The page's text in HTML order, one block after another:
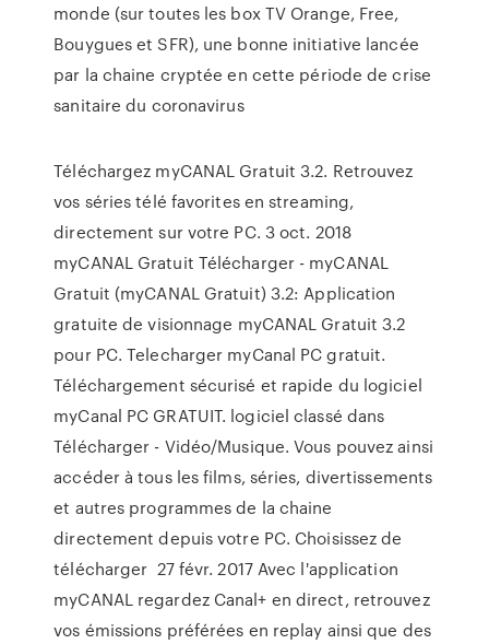
monde (sur toutes les box TV Orange, Free,
Bouygues et SFR), une bonne initiative lancée
par la chaine cryptée en cette période de crise
sanitaire du coronavirus
Téléchargez myCANAL Gratuit 3.2. Retrouvez
vos séries télé favorites en streaming,
directement sur votre PC. 3 oct. 2018
myCANAL Gratuit Télécharger - myCANAL
Gratuit (myCANAL Gratuit) 3.2: Application
gratuite de visionnage myCANAL Gratuit 3.2
pour PC. Telecharger myCanal PC gratuit.
Téléchargement sécurisé et rapide du logiciel
myCanal PC GRATUIT. logiciel classé dans
Télécharger - Vidéo/Musique. Vous pouvez ainsi
accéder à tous les films, séries, divertissements
et autres programmes de la chaine
directement depuis votre PC. Choisissez de
télécharger 27 févr. 2017 Avec l'application
myCANAL regardez Canal+ en direct, retrouvez
vos émissions préférées en replay ainsi que des